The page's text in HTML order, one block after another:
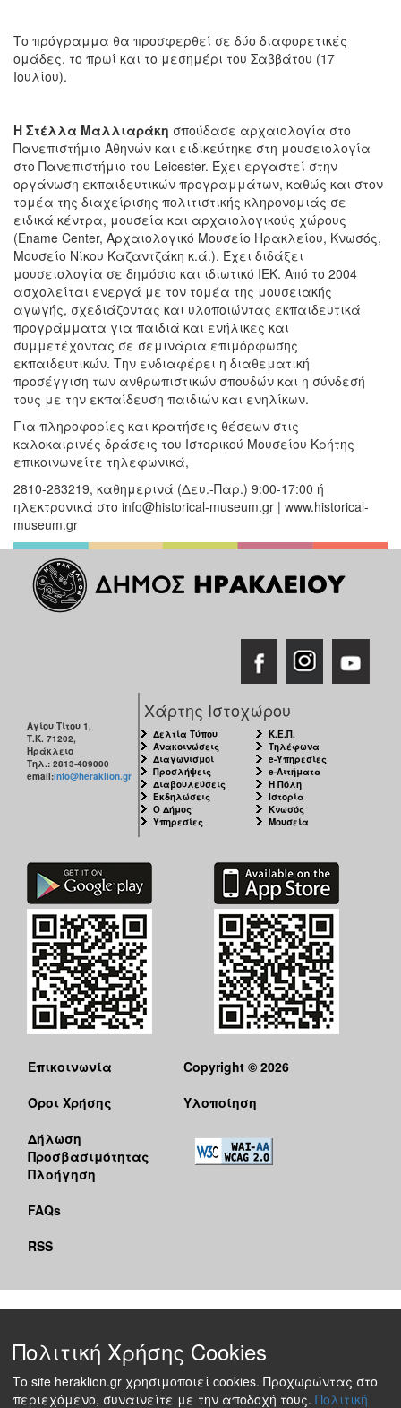
Το πρόγραμμα θα προσφερθεί σε δύο διαφορετικές
ομάδες, το πρωί και το μεσημέρι του Σαββάτου (17
Ιουλίου).
Η Στέλλα Μαλλιαράκη σπούδασε αρχαιολογία στο
Πανεπιστήμιο Αθηνών και ειδικεύτηκε στη μουσειολογία
στο Πανεπιστήμιο του Leicester. Έχει εργαστεί στην
οργάνωση εκπαιδευτικών προγραμμάτων, καθώς και στoν
τομέα της διαχείρισης πολιτιστικής κληρονομιάς σε
ειδικά κέντρα, μουσεία και αρχαιολογικούς χώρους
(Ename Center, Αρχαιολογικό Μουσείο Ηρακλείου, Κνωσός,
Μουσείο Νίκου Καζαντζάκη κ.ά.). Έχει διδάξει
μουσειολογία σε δημόσιο και ιδιωτικό ΙΕΚ. Από το 2004
ασχολείται ενεργά με τον τομέα της μουσειακής
αγωγής, σχεδιάζοντας και υλοποιώντας εκπαιδευτικά
προγράμματα για παιδιά και ενήλικες και
συμμετέχοντας σε σεμινάρια επιμόρφωσης
εκπαιδευτικών. Την ενδιαφέρει η διαθεματική
προσέγγιση των ανθρωπιστικών σπουδών και η σύνδεσή
τους με την εκπαίδευση παιδιών και ενηλίκων.
Για πληροφορίες και κρατήσεις θέσεων στις
καλοκαιρινές δράσεις του Ιστορικού Μουσείου Κρήτης
επικοινωνείτε τηλεφωνικά,
2810-283219, καθημερινά (Δευ.-Παρ.) 9:00-17:00 ή
ηλεκτρονικά στο info@historical-museum.gr | www.historical-
museum.gr
Αγίου Τίτου 1,
Τ.Κ. 71202,
Ηράκλειο
Τηλ.: 2813-409000
email:info@heraklion.gr
Χάρτης Ιστοχώρου
Δελτία Τύπου
Ανακοινώσεις
Διαγωνισμοί
Προσλήψεις
Διαβουλεύσεις
Εκδηλώσεις
Ο Δήμος
Υπηρεσίες
Κ.Ε.Π.
Τηλέφωνα
e-Υπηρεσίες
e-Αιτήματα
Η Πόλη
Ιστορία
Κνωσός
Μουσεία
Επικοινωνία
Όροι Χρήσης
Δήλωση
Προσβασιμότητας
Πλοήγηση
FAQs
RSS
Copyright © 2026
Υλοποίηση
Πολιτική Χρήσης Cookies
Το site heraklion.gr χρησιμοποιεί cookies. Προχωρώντας στο
περιεχόμενο, συναινείτε με την αποδοχή τους. Πολιτική